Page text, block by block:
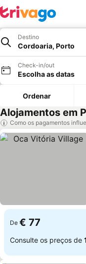
Destino
Cordoaria, Porto
Check-in/out
Escolha as datas
Ordenar
Alojamentos em
Como os pagamentos
De € 77
Consulte os preços de